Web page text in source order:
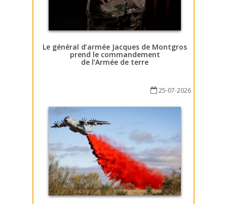
Le général d’armée Jacques de Montgros
prend le commandement
de l’Armée de terre
25-07-2026